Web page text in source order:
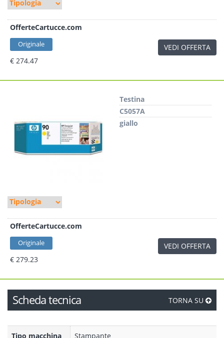
OfferteCartucce.com
Originale
€ 274.47
VEDI OFFERTA
Testina
C5057A
giallo
OfferteCartucce.com
Originale
€ 279.23
VEDI OFFERTA
Scheda tecnica TORNA SU
Tipo macchina Stampante